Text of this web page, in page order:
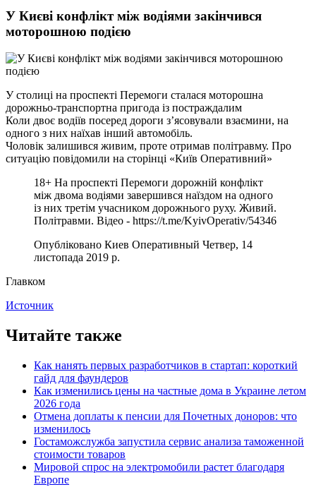
У Києві конфлікт між водіями закінчився
моторошною подією
У столиці на проспекті Перемоги сталася моторошна
дорожньо-транспортна пригода із постраждалим
Коли двоє водіїв посеред дороги з’ясовували взаємини, на
одного з них наїхав інший автомобіль.
Чоловік залишився живим, проте отримав політравму. Про
ситуацію повідомили на сторінці «Київ Оперативний»
18+ На проспекті Перемоги дорожній конфлікт
між двома водіями завершився наїздом на одного
із них третім учасником дорожнього руху. Живий.
Політравми. Відео - https://t.me/KyivOperativ/54346
Опубліковано Киев Оперативный Четвер, 14
листопада 2019 р.
Главком
Источник
Читайте также
Как нанять первых разработчиков в стартап: короткий
гайд для фаундеров
Как изменились цены на частные дома в Украине летом
2026 года
Отмена доплаты к пенсии для Почетных доноров: что
изменилось
Гостаможслужба запустила сервис анализа таможенной
стоимости товаров
Мировой спрос на электромобили растет благодаря
Европе